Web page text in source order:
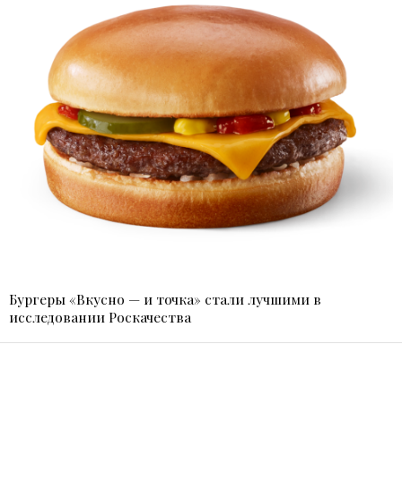
Бургеры «Вкусно — и точка» стали лучшими в
исследовании Роскачества